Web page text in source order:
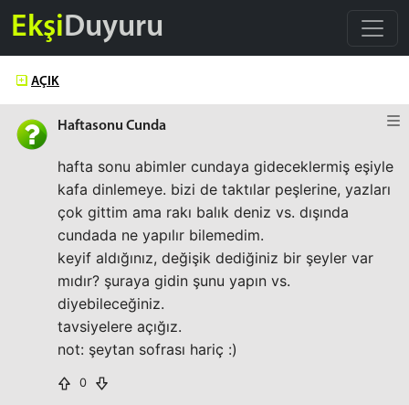
EkşiDuyuru
AÇIK
Haftasonu Cunda
hafta sonu abimler cundaya gideceklermiş eşiyle
kafa dinlemeye. bizi de taktılar peşlerine, yazları
çok gittim ama rakı balık deniz vs. dışında
cundada ne yapılır bilemedim.
keyif aldığınız, değişik dediğiniz bir şeyler var
mıdır? şuraya gidin şunu yapın vs.
diyebileceğiniz.
tavsiyelere açığız.
not: şeytan sofrası hariç :)
0